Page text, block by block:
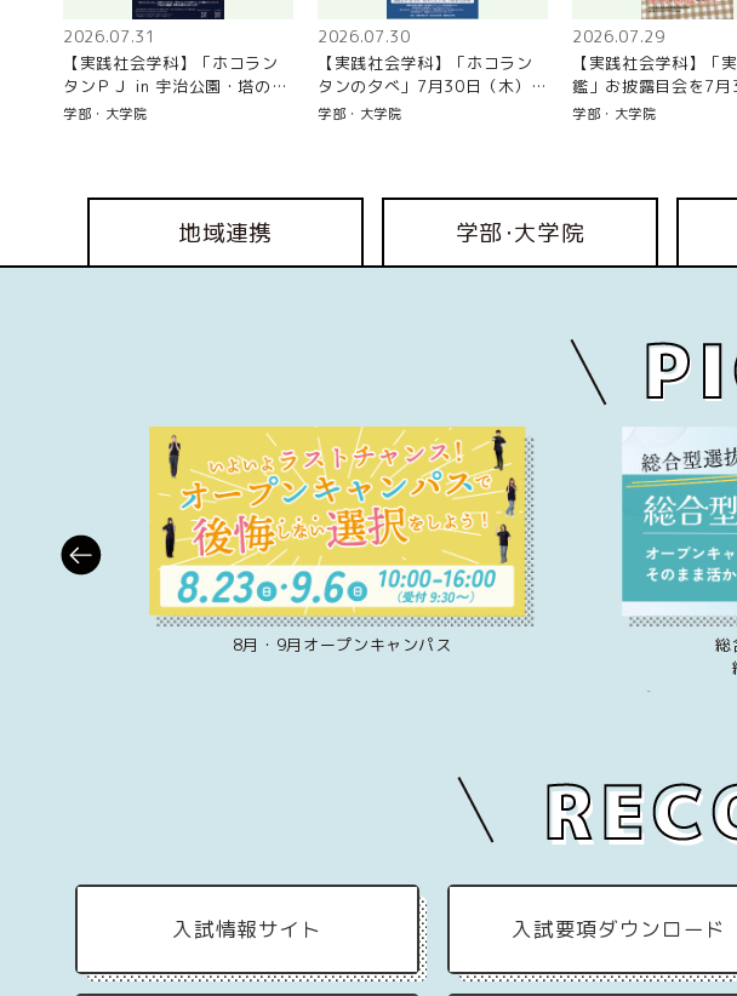
2026.07.31
【実践社会学科】「ホコラン
タンＰＪ in 宇治公園・塔の島
《リトライ》」8/7（金）開催
学部・大学院
2026.07.30
【実践社会学科】「ホコラン
タンの夕べ」7月30日（木）開
催
学部・大学院
2026.07.29
【実践社会学科】「
鑑」お披露目会を7月
に開催
学部・大学院
地域連携 学部･大学院
8月・9月オープンキャンパス
総
入試情報サイト 入試要項ダウンロード